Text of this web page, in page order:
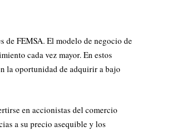
de FEMSA. El modelo de negocio de
cada vez mayor. En estos
la oportunidad de adquirir a bajo
en accionistas del comercio
a su precio asequible y los